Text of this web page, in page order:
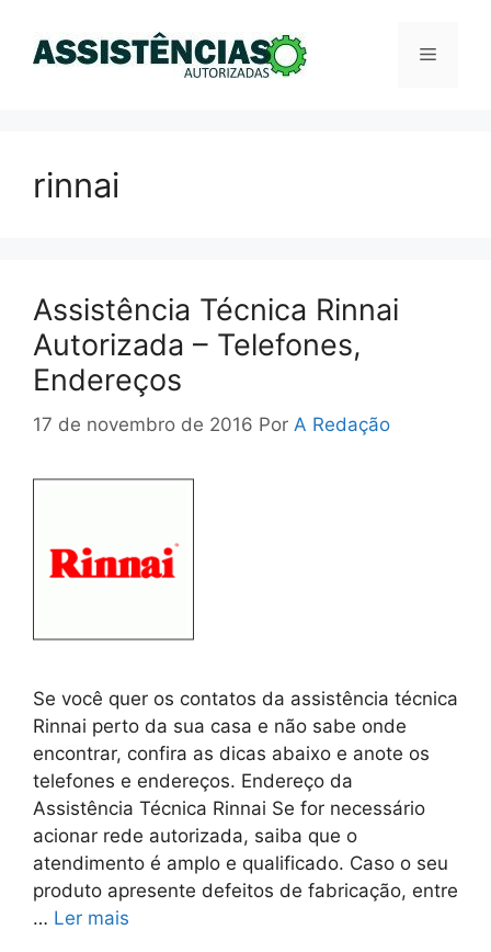
Menu
rinnai
Assistência Técnica Rinnai
Autorizada – Telefones,
Endereços
17 de novembro de 2016 Por A Redação
Se você quer os contatos da assistência técnica
Rinnai perto da sua casa e não sabe onde
encontrar, confira as dicas abaixo e anote os
telefones e endereços. Endereço da
Assistência Técnica Rinnai Se for necessário
acionar rede autorizada, saiba que o
atendimento é amplo e qualificado. Caso o seu
produto apresente defeitos de fabricação, entre
… Ler mais